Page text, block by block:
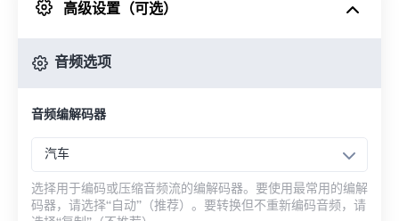
来自 Google Drive
高级设置（可选）
音频选项
音频编解码器
汽车
选择用于编码或压缩音频流的编解码器。要使用最常用的编解
码器，请选择“自动”（推荐）。要转换但不重新编码音频，请